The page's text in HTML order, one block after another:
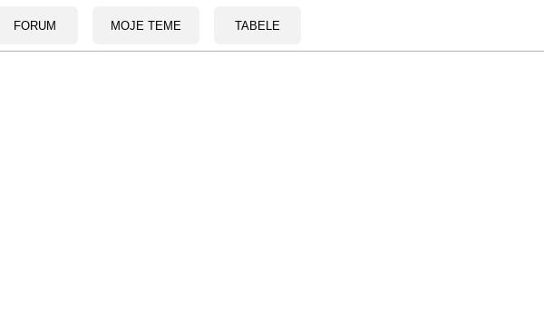
FORUM MOJE TEME TABELE